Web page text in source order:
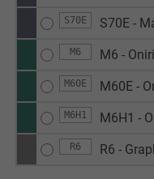
S70E S70E -
M6 M6 -
M60E M60E -
M6H1 M6H1 -
R6 R6 -